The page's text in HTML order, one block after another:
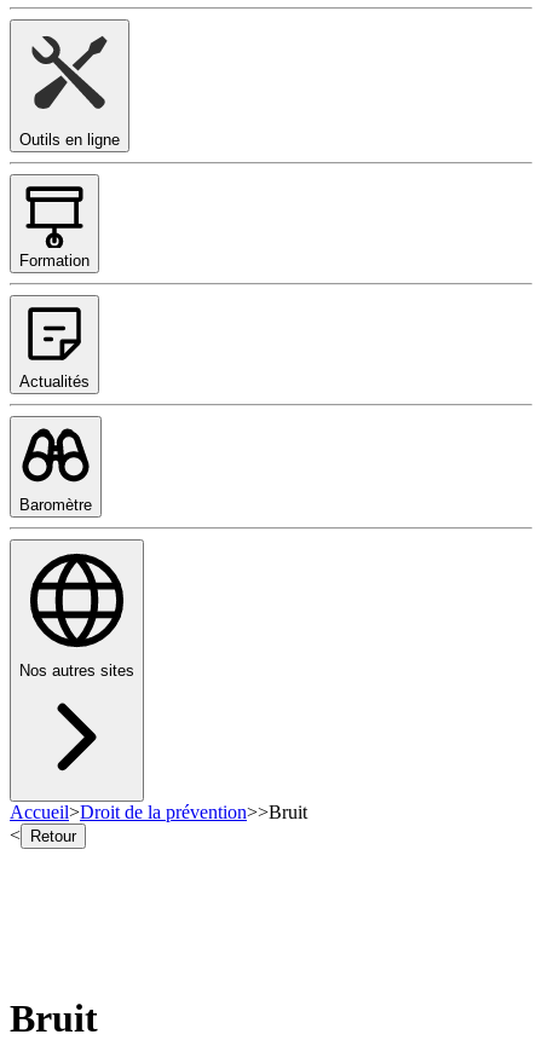
Outils en ligne
Formation
Actualités
Baromètre
Nos autres sites
Accueil>Droit de la prévention>>Bruit
<
Retour
Bruit